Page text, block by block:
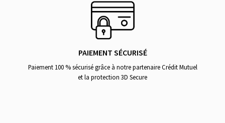
PAIEMENT SÉCURISÉ
Paiement 100 % sécurisé grâce à notre partenaire Crédit Mutuel
et la protection 3D Secure